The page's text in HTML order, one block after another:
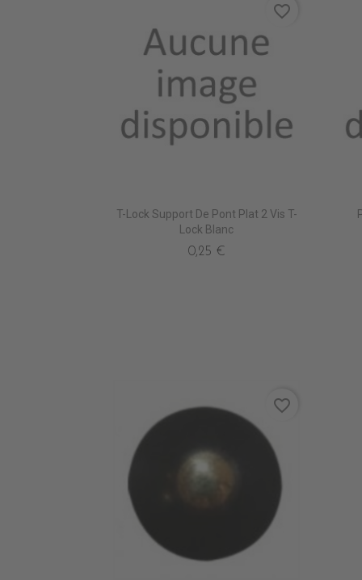
T-Lock Support De Pont Plat 2 Vis T-
Lock Blanc
0,25 €
favorite_border
favorite_border